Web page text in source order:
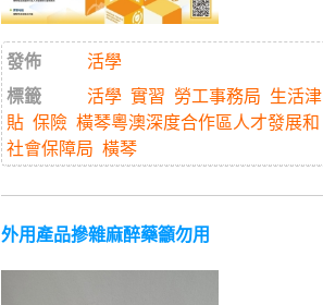
發佈
活學
標籤
活學 實習 勞工事務局 生活津
貼 保險 橫琴粵澳深度合作區人才發展和
社會保障局 橫琴
外用產品摻雜麻醉藥籲勿用